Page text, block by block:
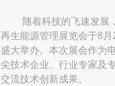
随着科技的飞速发展
再生能源管理展览会于8
盛大举办。本次展会作为
尖技术企业、行业专家及
交流技术创新成果。